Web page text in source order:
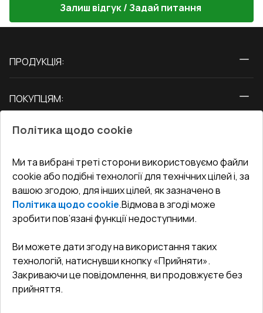
Залиш відгук / Задай питання
ПРОДУКЦІЯ:
Двері
ПОКУПЦЯМ:
Блог
Адреса гіпермаркета
Як правильно заміряти вікна
СЕРВІС ТА ОБЛУГОВУВАННЯ:
Доставка і Оплата
Гарантія та Сервіс
Повернення товару
Договір публічної оферти
КОНТАКТИ
Офіс:Україна, м. Вінниця, вул. Келецька 60 кв. 61
undefined(undefined)
Політика щодо cookie
Ми та вибрані треті сторони використовуємо файли
cookie або подібні технології для технічних цілей і, за
вашою згодою, для інших цілей, як зазначено в
Політика щодо cookie.Відмова в згоді може
зробити пов’язані функції недоступними.
Ви можете дати згоду на використання таких
технологій, натиснувши кнопку «Прийняти».
Закриваючи це повідомлення, ви продовжуєте без
прийняття.